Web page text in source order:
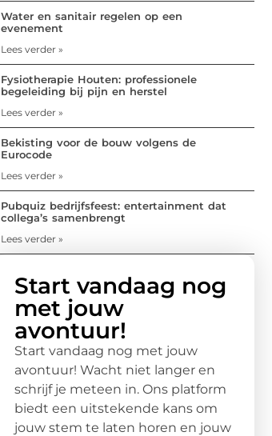
Water en sanitair regelen op een
evenement
Lees verder »
Fysiotherapie Houten: professionele
begeleiding bij pijn en herstel
Lees verder »
Bekisting voor de bouw volgens de
Eurocode
Lees verder »
Pubquiz bedrijfsfeest: entertainment dat
collega’s samenbrengt
Lees verder »
Start vandaag nog
met jouw
avontuur!
Start vandaag nog met jouw
avontuur! Wacht niet langer en
schrijf je meteen in. Ons platform
biedt een uitstekende kans om
jouw stem te laten horen en jouw